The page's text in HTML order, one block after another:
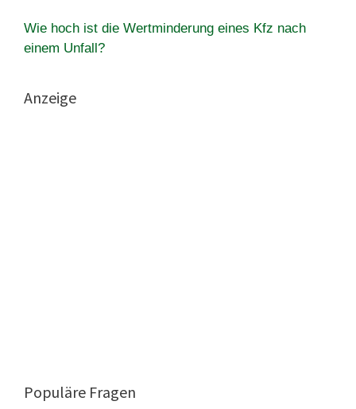
Wie hoch ist die Wertminderung eines Kfz nach
einem Unfall?
Anzeige
Populäre Fragen